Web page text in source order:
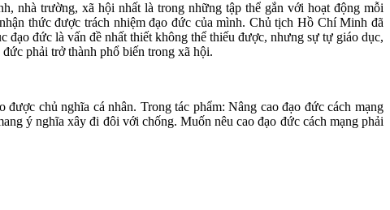
nhà trường, xã hội nhất là trong những tập thể gắn với hoạt động mỗi
thức được trách nhiệm đạo đức của mình. Chủ tịch Hồ Chí Minh đã
đạo đức là vấn đề nhất thiết không thể thiếu được, nhưng sự tự giáo dục,
phải trở thành phổ biến trong xã hội.
chủ nghĩa cá nhân. Trong tác phẩm: Nâng cao đạo đức cách mạng
ý nghĩa xây đi đôi với chống. Muốn nêu cao đạo đức cách mạng phải